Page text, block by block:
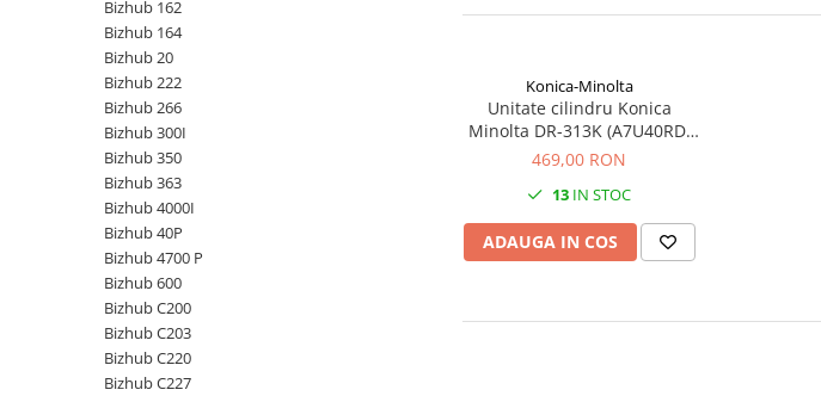
Imprimante matriciale
Accesorii imprimante
Accesorii multifunctionale
Piese schimb
Consumabile imprimanta
Capete imprimare
Cartuse inkjet si cerneala
Bizhub 162
Bizhub 164
Bizhub 20
Bizhub 222
Bizhub 266
Bizhub 300I
Bizhub 350
Bizhub 363
Bizhub 4000I
Bizhub 40P
Bizhub 4700 P
Bizhub 600
Bizhub C200
Bizhub C203
Bizhub C220
Bizhub C227
Konica-Minolta
Unitate cilindru Konica
Minolta DR-313K (A7U40RD)
Black (Negru), original, 150k
469,00 RON
13 IN STOC
ADAUGA IN COS